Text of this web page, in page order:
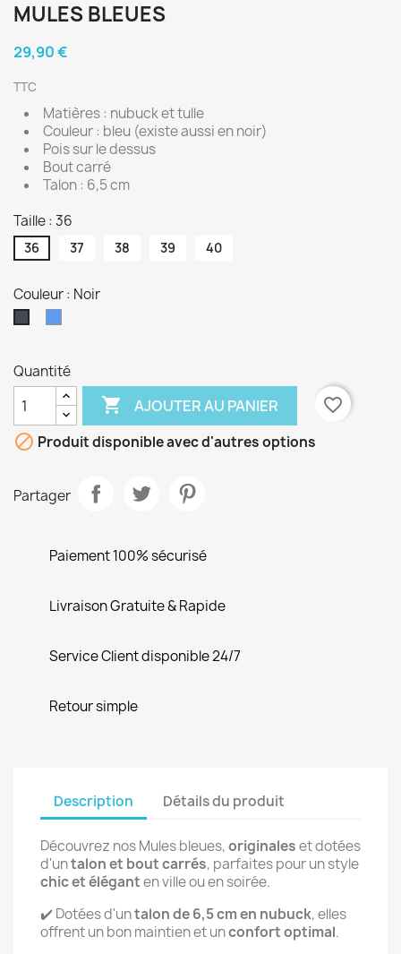
MULES BLEUES
29,90 €
TTC
Matières : nubuck et tulle
Couleur : bleu (existe aussi en noir)
Pois sur le dessus
Bout carré
Talon : 6,5 cm
Taille : 36
36 37 38 39 40
Couleur : Noir
Quantité
 AJOUTER AU PANIER
favorite_border
 Produit disponible avec d'autres options
Partager
Paiement 100% sécurisé
Livraison Gratuite & Rapide
Service Client disponible 24/7
Retour simple
Description Détails du produit
Découvrez nos Mules bleues,originaleset dotées
d'untalon et bout carrés, parfaites pour un style
chic et éléganten ville ou en soirée.
✔️ Dotées d'untalon de 6,5 cm en nubuck, elles
offrent un bon maintien et unconfort optimal.